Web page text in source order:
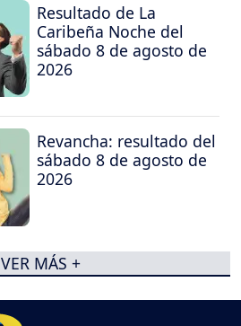
Resultado de La
Caribeña Noche del
sábado 8 de agosto de
2026
Revancha: resultado del
sábado 8 de agosto de
2026
VER MÁS +